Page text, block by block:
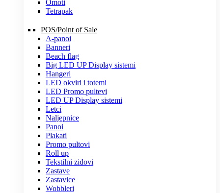
Omoti
Tetrapak
POS/Point of Sale
A-panoi
Banneri
Beach flag
Big LED UP Display sistemi
Hangeri
LED okviri i totemi
LED Promo pultevi
LED UP Display sistemi
Letci
Naljepnice
Panoi
Plakati
Promo pultovi
Roll up
Tekstilni zidovi
Zastave
Zastavice
Wobbleri